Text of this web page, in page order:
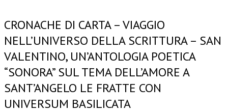
CRONACHE DI CARTA – VIAGGIO
NELL’UNIVERSO DELLA SCRITTURA – SAN
VALENTINO, UN’ANTOLOGIA POETICA
“SONORA” SUL TEMA DELL’AMORE A
SANT’ANGELO LE FRATTE CON
UNIVERSUM BASILICATA